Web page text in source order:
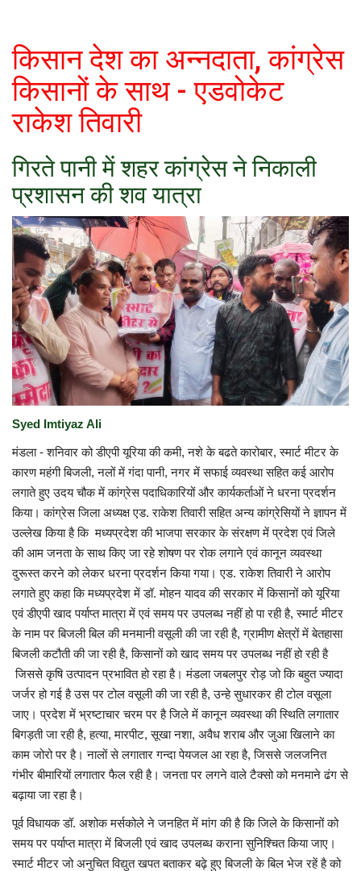
मनोरंजन
बिजनेस
राशिफल
संपर्क
किसान देश का अन्नदाता, कांग्रेस
किसानों के साथ - एडवोकेट
राकेश तिवारी
गिरते पानी में शहर कांग्रेस ने निकाली
प्रशासन की शव यात्रा
Syed Imtiyaz Ali
मंडला - शनिवार को डीएपी यूरिया की कमी, नशे के बढते कारोबार, स्मार्ट मीटर के
कारण महंगी बिजली, नलों में गंदा पानी, नगर में सफाई व्यवस्था सहित कई आरोप
लगाते हुए उदय चौक में कांग्रेस पदाधिकारियों और कार्यकर्ताओं ने धरना प्रदर्शन
किया। कांग्रेस जिला अध्यक्ष एड. राकेश तिवारी सहित अन्य कांग्रेसियों ने ज्ञापन में
उल्लेख किया है कि मध्यप्रदेश की भाजपा सरकार के संरक्षण में प्रदेश एवं जिले
की आम जनता के साथ किए जा रहे शोषण पर रोक लगाने एवं कानून व्यवस्था
दुरूस्त करने को लेकर धरना प्रदर्शन किया गया। एड. राकेश तिवारी ने आरोप
लगाते हुए कहा कि मध्यप्रदेश में डॉ. मोहन यादव की सरकार में किसानों को यूरिया
एवं डीएपी खाद पर्याप्त मात्रा में एवं समय पर उपलब्ध नहीं हो पा रही है, स्मार्ट मीटर
के नाम पर बिजली बिल की मनमानी वसूली की जा रही है, ग्रामीण क्षेत्रों में बेतहासा
बिजली कटौती की जा रही है, किसानों को खाद समय पर उपलब्ध नहीं हो रही है
जिससे कृषि उत्पादन प्रभावित हो रहा है। मंडला जबलपुर रोड़ जो कि बहुत ज्यादा
जर्जर हो गई है उस पर टोल वसूली की जा रही है, उन्हे सुधारकर ही टोल वसूला
जाए। प्रदेश में भ्रष्टाचार चरम पर है जिले में कानून व्यवस्था की स्थिति लगातार
बिगड़ती जा रही है, हत्या, मारपीट, सूखा नशा, अवैध शराब और जुआ खिलाने का
काम जोरो पर है। नालों से लगातार गन्दा पेयजल आ रहा है, जिससे जलजनित
गंभीर बीमारियों लगातार फैल रही है। जनता पर लगने वाले टैक्सो को मनमाने ढंग से
बढ़ाया जा रहा है।
पूर्व विधायक डॉ. अशोक मर्सकोले ने जनहित में मांग की है कि जिले के किसानों को
समय पर पर्याप्त मात्रा में बिजली एवं खाद उपलब्ध कराना सुनिश्चित किया जाए।
स्मार्ट मीटर जो अनुचित विद्युत खपत बताकर बढ़े हुए बिजली के बिल भेज रहें है को